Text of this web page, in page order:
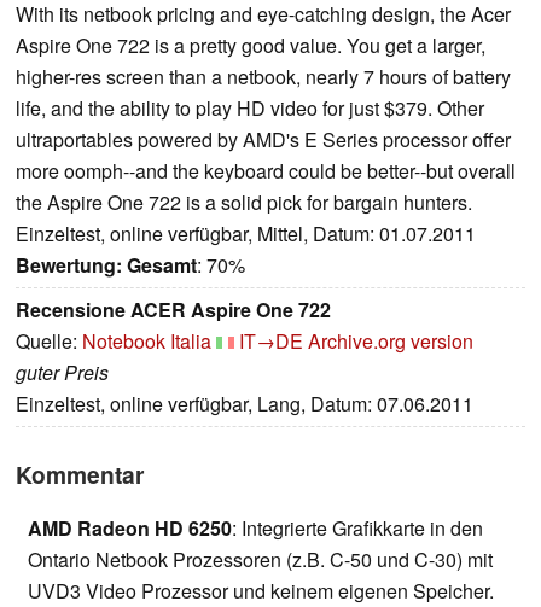
With its netbook pricing and eye-catching design, the Acer
Aspire One 722 is a pretty good value. You get a larger,
higher-res screen than a netbook, nearly 7 hours of battery
life, and the ability to play HD video for just $379. Other
ultraportables powered by AMD's E Series processor offer
more oomph--and the keyboard could be better--but overall
the Aspire One 722 is a solid pick for bargain hunters.
Einzeltest, online verfügbar, Mittel, Datum: 01.07.2011
Bewertung: Gesamt: 70%
Recensione ACER Aspire One 722
Quelle: Notebook Italia IT→DE Archive.org version
guter Preis
Einzeltest, online verfügbar, Lang, Datum: 07.06.2011
Kommentar
AMD Radeon HD 6250: Integrierte Grafikkarte in den
Ontario Netbook Prozessoren (z.B. C-50 und C-30) mit
UVD3 Video Prozessor und keinem eigenen Speicher.